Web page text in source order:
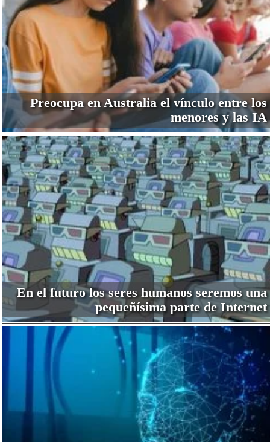
Preocupa en Australia el vínculo entre los
menores y las IA
En el futuro los seres humanos seremos una
pequeñísima parte de Internet